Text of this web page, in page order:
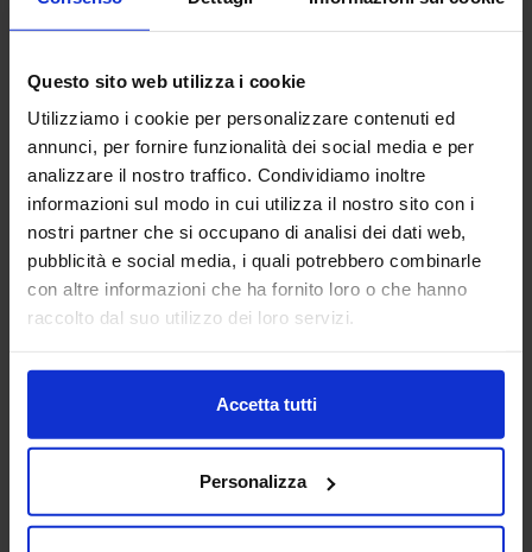
Questo sito web utilizza i cookie
Utilizziamo i cookie per personalizzare contenuti ed
annunci, per fornire funzionalità dei social media e per
analizzare il nostro traffico. Condividiamo inoltre
informazioni sul modo in cui utilizza il nostro sito con i
nostri partner che si occupano di analisi dei dati web,
pubblicità e social media, i quali potrebbero combinarle
con altre informazioni che ha fornito loro o che hanno
raccolto dal suo utilizzo dei loro servizi.
Accetta tutti
Personalizza
ITALIANA DI AUTOMAZIONE
MECCATRONICA
AUTOMAZIONE E ROBOTICA
L’Associazione Italiana di Automazione Meccatronica
(AIdAM) è stata fondata nell’aprile del 1999 per
rappresentare l’innovativo comparto industriale della
Meccatronica. La...
Padiglione: Pad. 30Stand:
Vai alla scheda
AIGNEP SPA